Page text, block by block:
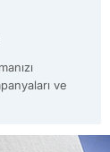
ve